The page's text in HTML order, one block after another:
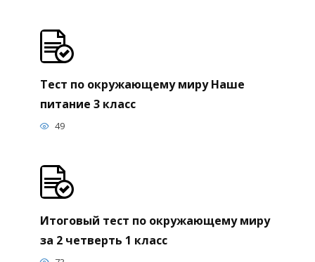
Тест по окружающему миру Наше
питание 3 класс
49
Итоговый тест по окружающему миру
за 2 четверть 1 класс